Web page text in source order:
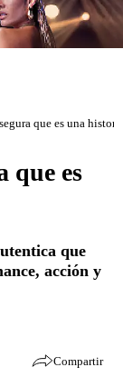
que es una
que es
que
acción y
Compartir